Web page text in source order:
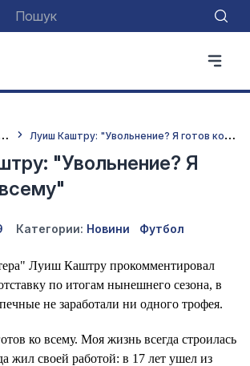
Л
уиш Каштру: "Увольнение? Я готов ко всему"
"Увольнение? Я
Категории: Новини Футбол
Луиш Каштру прокомментировал
по итогам нынешнего сезона, в
не заработали ни одного трофея.
ко всему. Моя жизнь всегда строилась
жил своей работой: в 17 лет ушел из